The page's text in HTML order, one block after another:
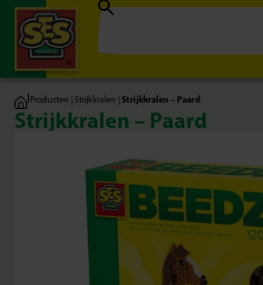
|Producten | Strijkkralen |Strijkkralen – Paard
Strijkkralen – Paard